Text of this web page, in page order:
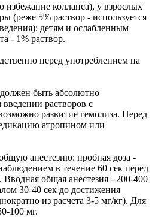
коллапса), у взрослых
(реже 5% раствор - используется
детям и ослабленным
- 1% раствор.
перед употреблением на
быть абсолютно
растворов с
развитие гемолиза. Перед
атропином или
анестезию: пробная доза -
в течение 60 сек перед
общая анестезия - 200-400
30-40 сек до достижения
из расчета 3-5 мг/кг). Для
100 мг.